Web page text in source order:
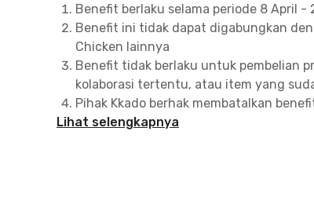
Benefit berlaku selama periode 8 April -
Benefit ini tidak dapat digabungkan
Chicken lainnya
Benefit tidak berlaku untuk pembelian
kolaborasi tertentu, atau item yang
Pihak Kkado berhak membatalkan
penyalahgunaan
Lihat selengkapnya